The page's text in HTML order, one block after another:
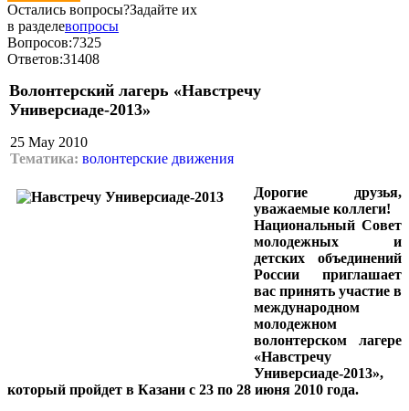
Остались вопросы?Задайте их
в разделевопросы
Вопросов:7325
Ответов:31408
Волонтерский лагерь «Навстречу
Универсиаде-2013»
25 May 2010
Тематика: волонтерские движения
Дорогие друзья,
уважаемые коллеги!
Национальный Совет
молодежных и
детских объединений
России приглашает
вас принять участие в
международном
молодежном
волонтерском лагере
«Навстречу
Универсиаде-2013»,
который пройдет в Казани с 23 по 28 июня 2010 года.